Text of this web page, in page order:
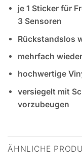
je 1 Sticker für
3 Sensoren
Rückstandslos
mehrfach
hochwertige
versiegelt mit
vorzubeugen
ÄHNLICHE